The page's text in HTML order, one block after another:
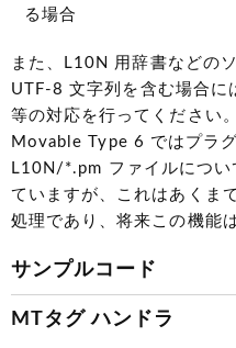
る場合
また、L10N 用辞書などの
UTF-8 文字列を含む場合に
等の対応を行ってください。
Movable Type 6 ではプラ
L10N/*.pm ファイルについ
ていますが、これはあくま
処理であり、将来この機能
サンプルコード
MTタグ ハンドラ